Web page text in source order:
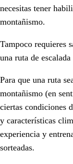
necesitas tener
montañismo.
Tampoco requieres
una ruta de
Para que una ruta
montañismo (en
ciertas condiciones
y características
experiencia y
sorteadas.